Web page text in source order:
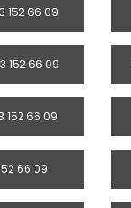
152 66 09
152 66 09
152 66 09
66 09